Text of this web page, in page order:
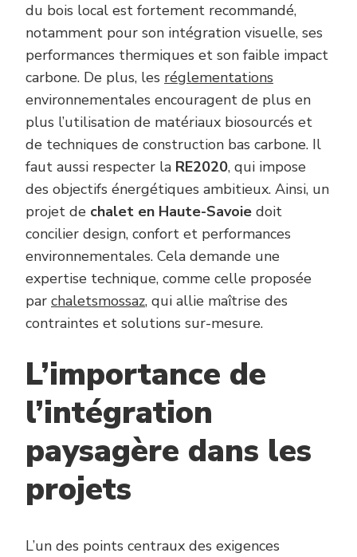
du bois local est fortement recommandé,
notamment pour son intégration visuelle, ses
performances thermiques et son faible impact
carbone. De plus, les réglementations
environnementales encouragent de plus en
plus l’utilisation de matériaux biosourcés et
de techniques de construction bas carbone. Il
faut aussi respecter la RE2020, qui impose
des objectifs énergétiques ambitieux. Ainsi, un
projet de chalet en Haute-Savoie doit
concilier design, confort et performances
environnementales. Cela demande une
expertise technique, comme celle proposée
par chaletsmossaz, qui allie maîtrise des
contraintes et solutions sur-mesure.
L’importance de
l’intégration
paysagère dans les
projets
L’un des points centraux des exigences